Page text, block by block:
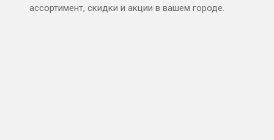
ассортимент, скидки и акции в вашем городе.